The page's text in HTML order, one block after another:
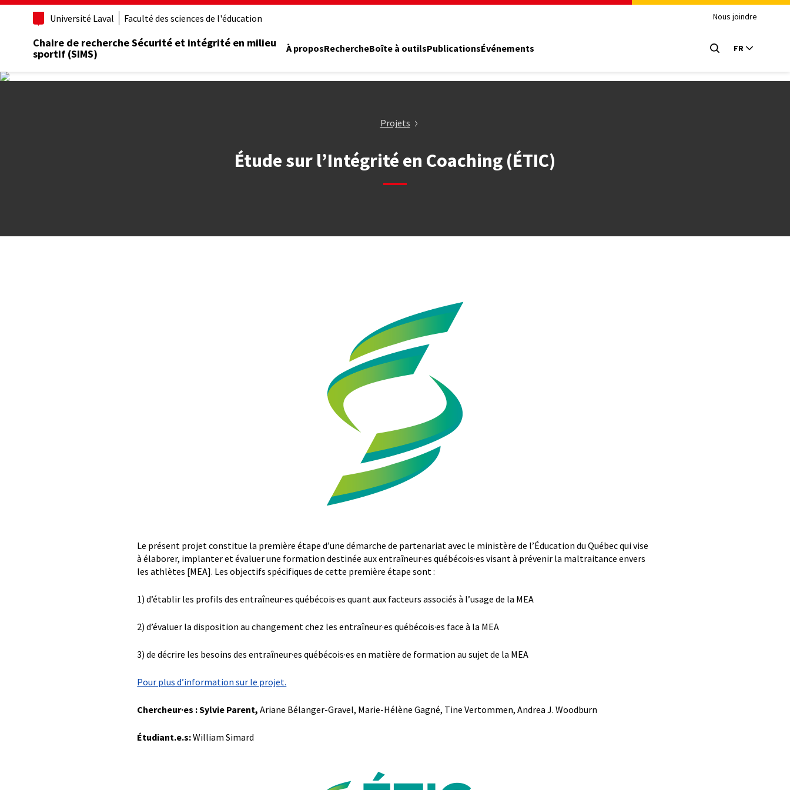
Aller
principal
Université Laval Faculté des sciences de l'éducation Nous joindre
Chaire de recherche Sécurité et intégrité en milieu
sportif (SIMS)
À proposRechercheBoîte à outilsPublicationsÉvénements FR
Projets
Étude sur l’Intégrité en Coaching (ÉTIC)
Le présent projet constitue la première étape d’une démarche de partenariat avec le ministère de l’Éducation du Québec qui vise
à élaborer, implanter et évaluer une formation destinée aux entraîneur·es québécois·es visant à prévenir la maltraitance envers
les athlètes [MEA]. Les objectifs spécifiques de cette première étape sont :
1) d’établir les profils des entraîneur·es québécois·es quant aux facteurs associés à l’usage de la MEA
2) d’évaluer la disposition au changement chez les entraîneur·es québécois·es face à la MEA
3) de décrire les besoins des entraîneur·es québécois·es en matière de formation au sujet de la MEA
Pour plus d’information sur le projet.
Chercheur·es :Sylvie Parent, Ariane Bélanger-Gravel, Marie-Hélène Gagné, Tine Vertommen, Andrea J. Woodburn
Étudiant.e.s:William Simard